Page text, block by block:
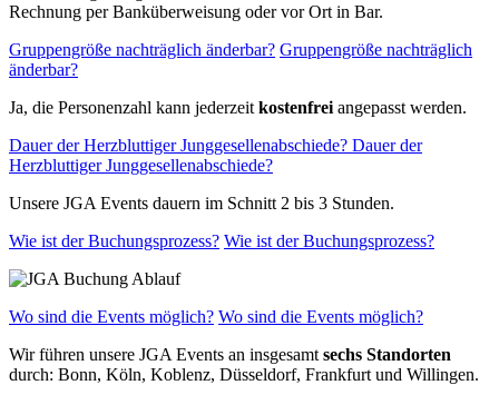
Rechnung per Banküberweisung oder vor Ort in Bar.
Gruppengröße nachträglich änderbar? Gruppengröße nachträglich
änderbar?
Ja, die Personenzahl kann jederzeit kostenfrei angepasst werden.
Dauer der Herzbluttiger Junggesellenabschiede? Dauer der
Herzbluttiger Junggesellenabschiede?
Unsere JGA Events dauern im Schnitt 2 bis 3 Stunden.
Wie ist der Buchungsprozess? Wie ist der Buchungsprozess?
Wo sind die Events möglich? Wo sind die Events möglich?
Wir führen unsere JGA Events an insgesamt sechs Standorten
durch: Bonn, Köln, Koblenz, Düsseldorf, Frankfurt und Willingen.